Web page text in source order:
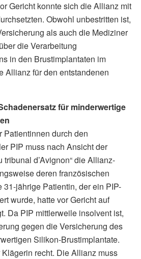
Gericht konnte sich die Allianz mit
Obwohl unbestritten ist,
als auch die Mediziner
die Verarbeitung
in den Brustimplantaten im
Allianz für den entstandenen
für minderwertige
Patientinnen durch den
PIP muss nach Ansicht der
tribunal d’Avignon“ die Allianz-
deren französischen
31-jährige Patientin, der ein PIP-
wurde, hatte vor Gericht auf
Da PIP mittlerweile insolvent ist,
gegen die Versicherung des
Silikon-Brustimplantate.
recht. Die Allianz muss